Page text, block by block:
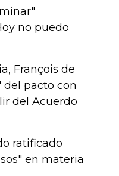
no puedo
François de
del pacto con
del Acuerdo
ratificado
en materia